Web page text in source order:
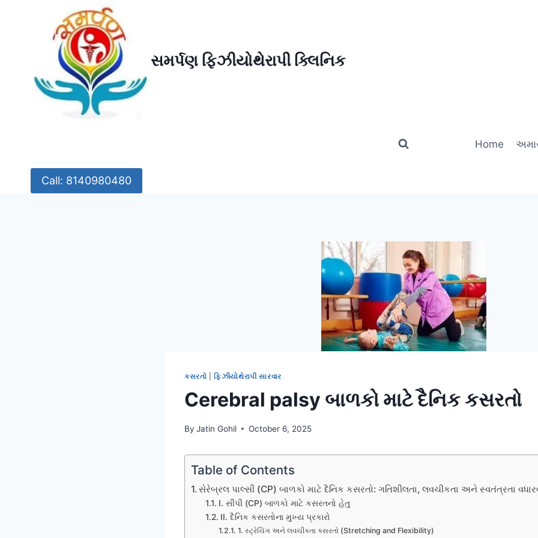
સમર્પણ ફિઝીયોથેરાપી ક્લિનિક
Home
Call: 8140980480
કસરતો |ફિઝીયોથેરાપી સારવાર
Cerebral palsy બાળકો માટે દૈનિક કસરતો
By Jatin Gohil October 6, 2025
Table of Contents
સેરેબ્રલ પાલ્સી (CP) બાળકો માટે દૈનિક કસરતો: ગતિશીલતા, લવચીકતા અને સ્વતંત્રતા
I. સીપી (CP) બાળકો માટે કસરતનો હેતુ
II. દૈનિક કસરતોના મુખ્ય પ્રકારો
1. સ્ટ્રેચિંગ અને લવચીકતા કસરતો (Stretching and Flexibility)